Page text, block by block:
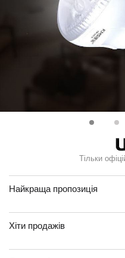
Тільки
Найкраща пропозиція
Хіти продажів